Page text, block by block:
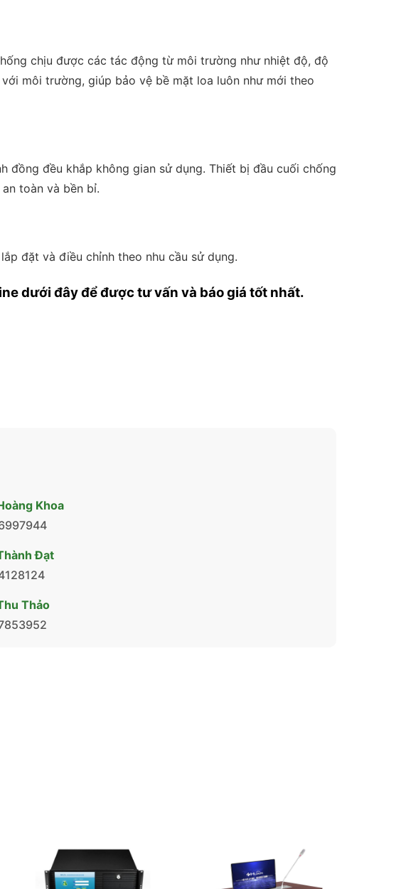
chịu được các tác động từ môi trường như nhiệt độ, độ
môi trường, giúp bảo vệ bề mặt loa luôn như mới theo
đồng đều khắp không gian sử dụng. Thiết bị đầu cuối chống
toàn và bền bỉ.
đặt và điều chỉnh theo nhu cầu sử dụng.
dưới đây để đượctư vấn và báo giá tốt nhất.
Khoa
Đạt
Thảo